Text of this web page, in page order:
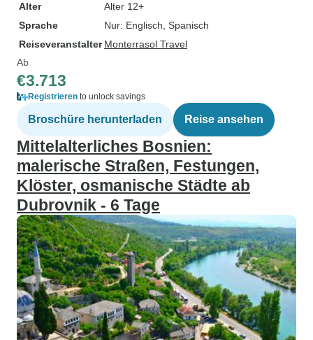
Alter
Alter 12+
Sprache
Nur: Englisch, Spanisch
Reiseveranstalter Monterrasol Travel
Ab
€3.713
Registrieren to unlock savings
Broschüre herunterladen Reise ansehen
Mittelalterliches Bosnien:
malerische Straßen, Festungen,
Klöster, osmanische Städte ab
Dubrovnik - 6 Tage